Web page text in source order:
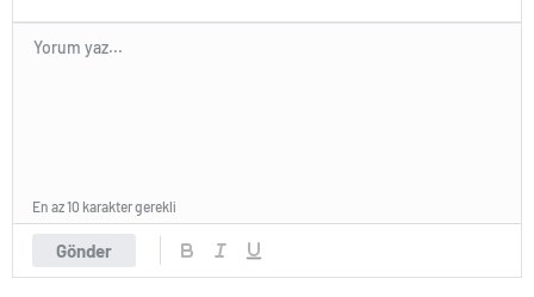
Gönder
En az 10 karakter gerekli